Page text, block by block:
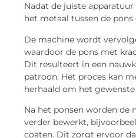
Nadat de juiste
het metaal tussen de
De machine wordt
waardoor de pons met
Dit resulteert in een
patroon. Het proces kan
herhaald om het
Na het ponsen worden de
verder bewerkt,
coaten. Dit zorgt ervoor